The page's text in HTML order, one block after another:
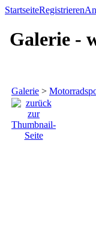
StartseiteRegistrieren
Galerie -
Galerie >